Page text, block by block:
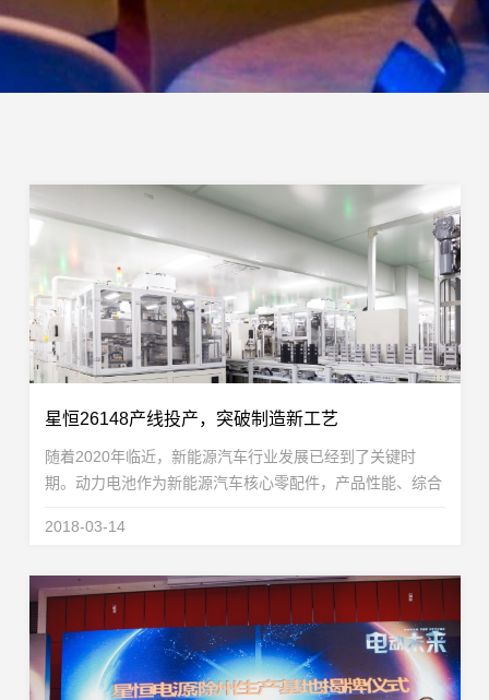
星恒26148产线投产，突破制造新工艺
随着2020年临近，新能源汽车行业发展已经到了关键时
期。动力电池作为新能源汽车核心零配件，产品性能、综合
星恒电源基于15年的技术、工艺和制造经验积累，在...
2018-03-14